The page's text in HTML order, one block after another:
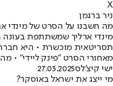
X
ניר ברגמן
מה חשבנו על הסרט של מינדי
מינדי ארליך שמשתתפת בעונה
תסריטאית מוכשרת • היא חברה
מאחורי הסרט "פינק ליידי" •
ישי קיצ'לס27.03.2025
מי ייצג את ישראל באוסקר?